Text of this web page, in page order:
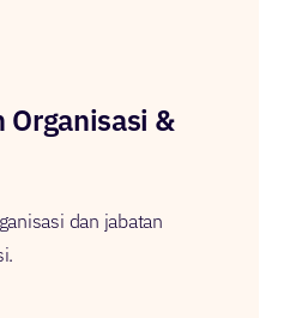
Organisasi &
dan jabatan